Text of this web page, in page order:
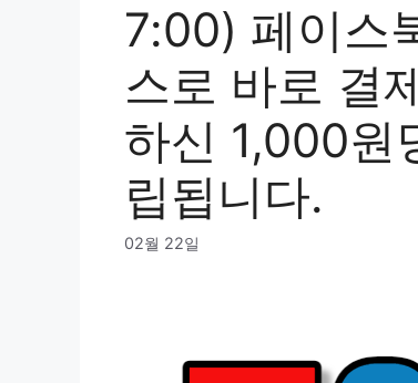
7:00) 페이스
스로 바로 결
하신 1,000원
립됩니다.
02월 22일